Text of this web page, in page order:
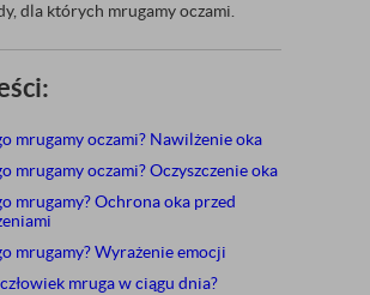
dla których mrugamy oczami.
mrugamy oczami? Nawilżenie oka
mrugamy oczami? Oczyszczenie oka
mrugamy? Ochrona oka przed
mrugamy? Wyrażenie emocji
mruga w ciągu dnia?